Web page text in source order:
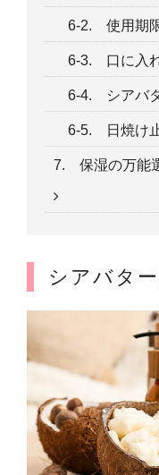
6-2. 使用期限
6-3. 口に入れ
6-4. シアバタ
6-5. 日焼け止
7. 保湿の万能
シアバタ